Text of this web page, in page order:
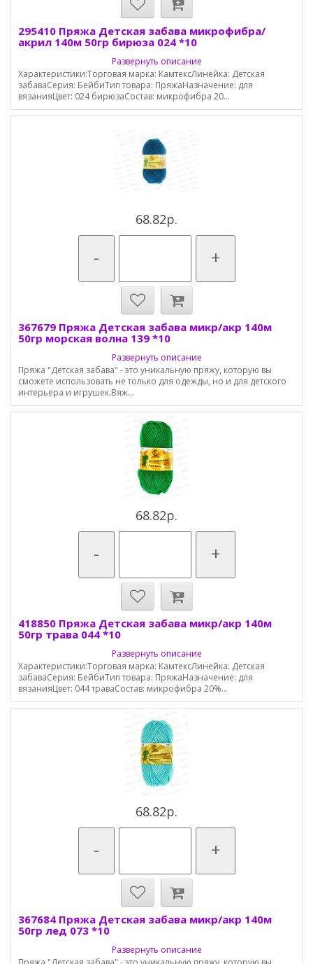
295410 Пряжа Детская забава микрофибра/
акрил 140м 50гр бирюза 024 *10
Развернуть описание
Характеристики:Торговая марка: КамтексЛинейка: Детская
забаваСерия: БейбиТип товара: ПряжаНазначение: для
вязанияЦвет: 024 бирюзаСостав: микрофибра 20...
68.82р.
- +
367679 Пряжа Детская забава микр/акр 140м
50гр морская волна 139 *10
Развернуть описание
Пряжа "Детская забава" - это уникальную пряжу, которую вы
сможете использовать не только для одежды, но и для детского
интерьера и игрушек.Вяж...
68.82р.
- +
418850 Пряжа Детская забава микр/акр 140м
50гр трава 044 *10
Развернуть описание
Характеристики:Торговая марка: КамтексЛинейка: Детская
забаваСерия: БейбиТип товара: ПряжаНазначение: для
вязанияЦвет: 044 траваСостав: микрофибра 20%...
68.82р.
- +
367684 Пряжа Детская забава микр/акр 140м
50гр лед 073 *10
Развернуть описание